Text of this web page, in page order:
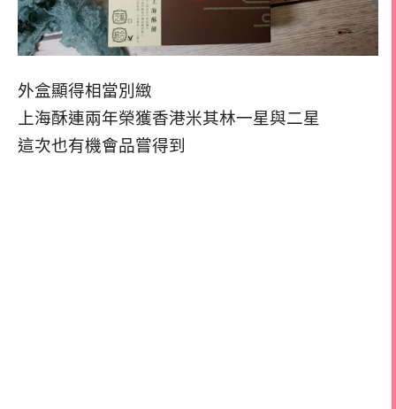
外盒顯得相當別緻
上海酥連兩年榮獲香港米其林一星與二星
這次也有機會品嘗得到